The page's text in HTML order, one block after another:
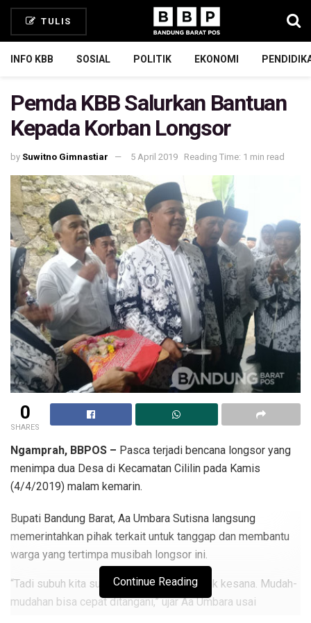
TULIS
INFO KBB SOSIAL POLITIK EKONOMI
Pemda KBB Salurkan Bantuan
Kepada Korban Longsor
by Suwitno Gimnastiar 5 April 2019 Reading Time: 1 min read
0
SHARES
Ngamprah, BBPOS – Pasca terjadi bencana longsor yang
menimpa dua Desa di Kecamatan Cililin pada Kamis
(4/4/2019) malam kemarin.
Bupati Bandung Barat, Aa Umbara Sutisna langsung
memerintahkan pihak terkait untuk tanggap dan membantu
warga yang tertimpa musibah longsor ini.
“Tadi subuh kita sudah arahkan BPBD untuk kesana. Mudah-
mudahan bisa cepat ditangani,” ujar Aa Umbara usai
Continue Reading